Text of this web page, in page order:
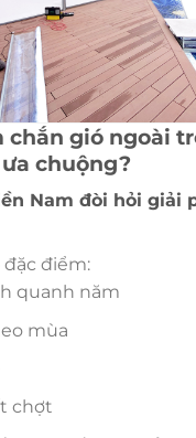
chắn gió ngoài
chuộng?
Nam đòi hỏi giải
đặc điểm:
quanh năm
mùa
chợt